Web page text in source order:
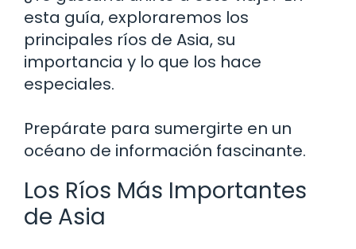
esta guía, exploraremos los
principales ríos de Asia, su
importancia y lo que los hace
especiales.
Prepárate para sumergirte en un
océano de información fascinante.
Los Ríos Más Importantes
de Asia